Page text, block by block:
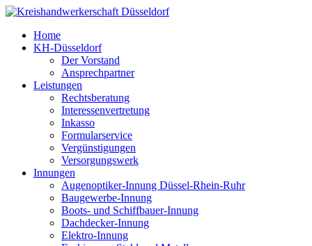
Home
KH-Düsseldorf
Der Vorstand
Ansprechpartner
Leistungen
Rechtsberatung
Interessenvertretung
Inkasso
Formularservice
Vergünstigungen
Versorgungswerk
Innungen
Augenoptiker-Innung Düssel-Rhein-Ruhr
Baugewerbe-Innung
Boots- und Schiffbauer-Innung
Dachdecker-Innung
Elektro-Innung